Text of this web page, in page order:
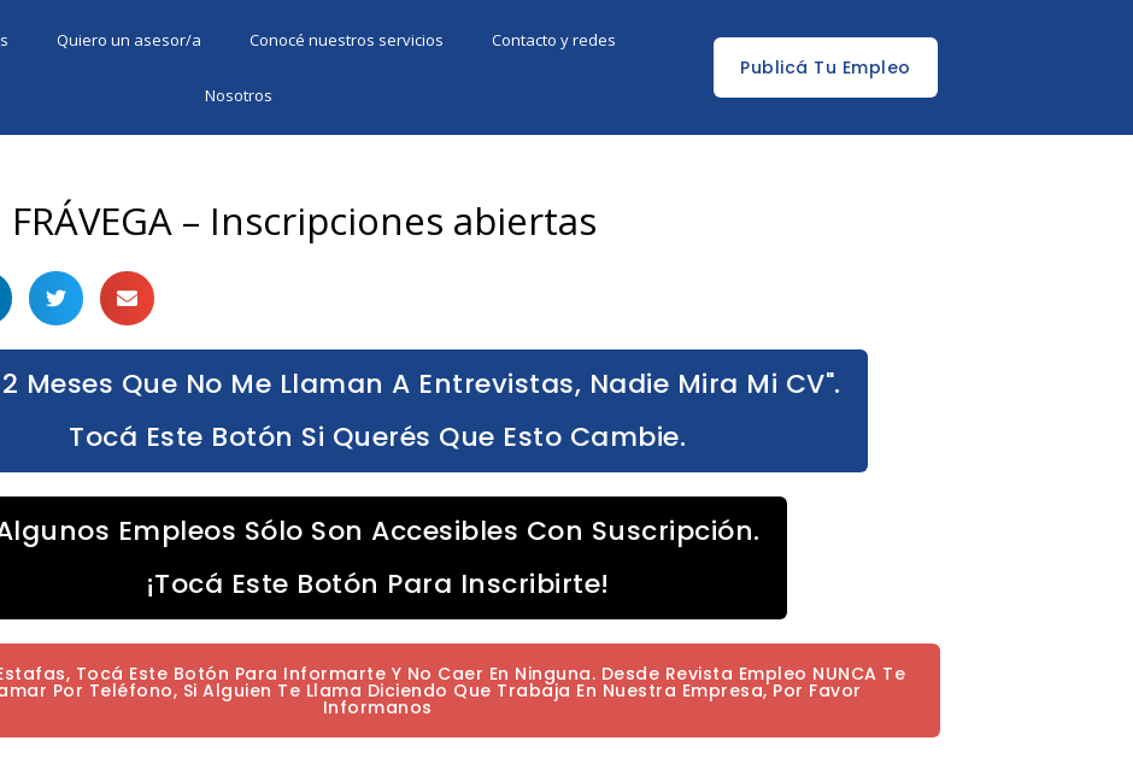
Quiero un asesor/a Conocé nuestros servicios Contacto y redes
Nosotros
Publicá Tu Empleo
– Inscripciones abiertas
Meses Que No Me Llaman A Entrevistas, Nadie Mira Mi CV".
Tocá Este Botón Si Querés Que Esto Cambie.
Empleos Sólo Son Accesibles Con Suscripción.
¡Tocá Este Botón Para Inscribirte!
Tocá Este Botón Para Informarte Y No Caer En Ninguna. Desde Revista Empleo NUNCA Te
Por Teléfono, Si Alguien Te Llama Diciendo Que Trabaja En Nuestra Empresa, Por Favor
Informanos